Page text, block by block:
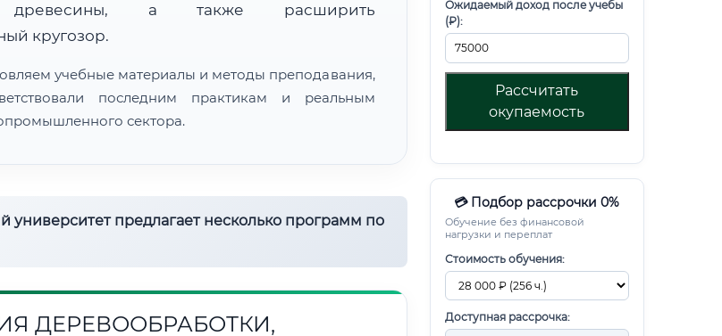
Ожидаемый доход после учебы
(₽):
Рассчитать
окупаемость
💳 Подбор рассрочки 0%
Обучение без финансовой
нагрузки и переплат
Стоимость обучения:
Доступная рассрочка:
древесины, а также расширить
кругозор.
учебные материалы и методы преподавания,
последним практикам и реальным
сектора.
университет предлагает несколько программ по
ДЕРЕВООБРАБОТКИ,